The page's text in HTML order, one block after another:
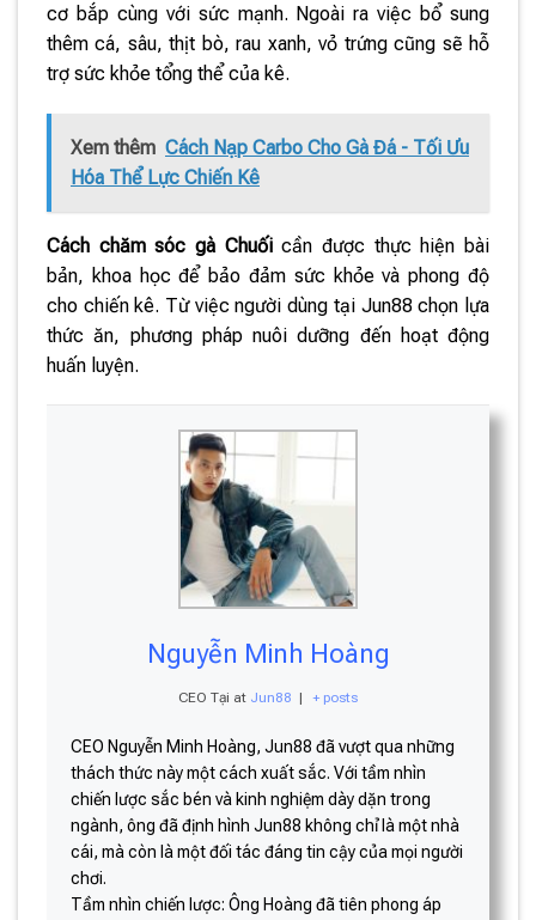
cơ bắp cùng với sức mạnh. Ngoài ra việc bổ sung
thêm cá, sâu, thịt bò, rau xanh, vỏ trứng cũng sẽ hỗ
trợ sức khỏe tổng thể của kê.
Xem thêm Cách Nạp Carbo Cho Gà Đá - Tối Ưu
Hóa Thể Lực Chiến Kê
Cách chăm sóc gà Chuốicần được thực hiện bài
bản, khoa học để bảo đảm sức khỏe và phong độ
cho chiến kê. Từ việc người dùng tại Jun88 chọn lựa
thức ăn, phương pháp nuôi dưỡng đến hoạt động
huấn luyện.
Nguyễn Minh Hoàng
CEO Tại at Jun88 | + posts
CEO Nguyễn Minh Hoàng, Jun88 đã vượt qua những
thách thức này một cách xuất sắc. Với tầm nhìn
chiến lược sắc bén và kinh nghiệm dày dặn trong
ngành, ông đã định hình Jun88 không chỉ là một nhà
cái, mà còn là một đối tác đáng tin cậy của mọi người
chơi.
Tầm nhìn chiến lược: Ông Hoàng đã tiên phong áp